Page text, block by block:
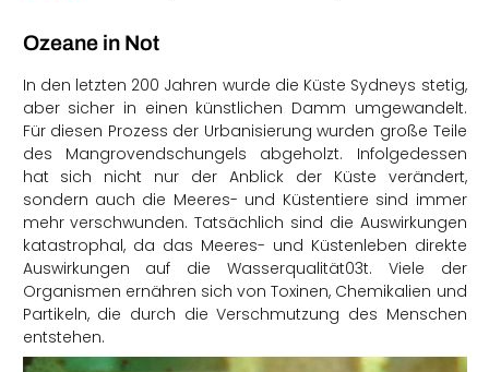
Ozeane in Not
In den letzten 200 Jahren wurde die Küste Sydneys stetig,
aber sicher in einen künstlichen Damm umgewandelt.
Für diesen Prozess der Urbanisierung wurden große Teile
des Mangrovendschungels abgeholzt. Infolgedessen
hat sich nicht nur der Anblick der Küste verändert,
sondern auch die Meeres- und Küstentiere sind immer
mehr verschwunden. Tatsächlich sind die Auswirkungen
katastrophal, da das Meeres- und Küstenleben direkte
Auswirkungen auf die Wasserqualität03t. Viele der
Organismen ernähren sich von Toxinen, Chemikalien und
Partikeln, die durch die Verschmutzung des Menschen
entstehen.